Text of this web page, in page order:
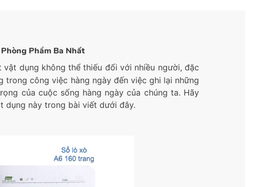
Phẩm Ba Nhất
dụng không thể thiếu đối với nhiều người, đặc
công việc hàng ngày đến việc ghi lại những
của cuộc sống hàng ngày của chúng ta. Hãy
dụng này trong bài viết dưới đây.